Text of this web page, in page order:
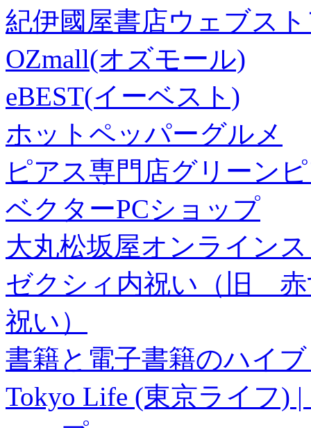
紀伊國屋書店ウェブス
OZmall(オズモール)
eBEST(イーベスト)
ホットペッパーグルメ
ピアス専門店グリーン
ベクターPCショップ
大丸松坂屋オンライン
ゼクシィ内祝い（旧 赤
祝い）
書籍と電子書籍のハイ
Tokyo Life (東京ライフ)